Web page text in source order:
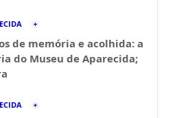
de memória e acolhida: a
do Museu de Aparecida;